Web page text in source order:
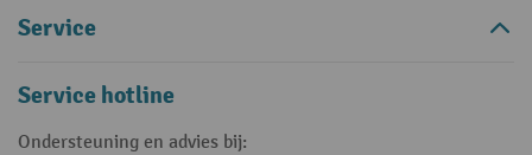
Service
Service hotline
Ondersteuning en advies bij: